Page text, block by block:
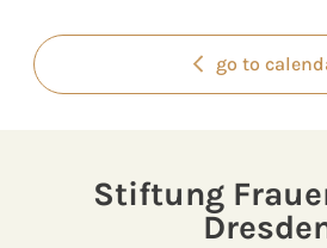
go to
Stiftung